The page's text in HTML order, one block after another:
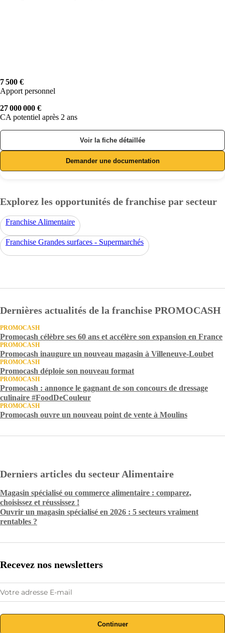
7 500 €
Apport personnel
27 000 000 €
CA potentiel après 2 ans
Voir la fiche détaillée
Demander une documentation
Explorez les opportunités de franchise par secteur
Franchise Alimentaire
Franchise Grandes surfaces - Supermarchés
Dernières actualités de la franchise PROMOCASH
PROMOCASH
Promocash célèbre ses 60 ans et accélère son expansion en France
PROMOCASH
Promocash inaugure un nouveau magasin à Villeneuve-Loubet
PROMOCASH
Promocash déploie son nouveau format
PROMOCASH
Promocash : annonce le gagnant de son concours de dressage
culinaire #FoodDeCouleur
PROMOCASH
Promocash ouvre un nouveau point de vente à Moulins
Derniers articles du secteur Alimentaire
Magasin spécialisé ou commerce alimentaire : comparez,
choisissez et réussissez !
Ouvrir un magasin spécialisé en 2026 : 5 secteurs vraiment
rentables ?
Recevez nos newsletters
Continuer